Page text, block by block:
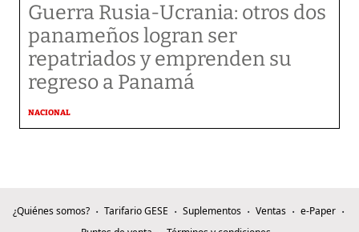
Guerra Rusia-Ucrania: otros dos
panameños logran ser
repatriados y emprenden su
regreso a Panamá
NACIONAL
¿Quiénes somos? Tarifario GESE Suplementos Ventas
e-Paper